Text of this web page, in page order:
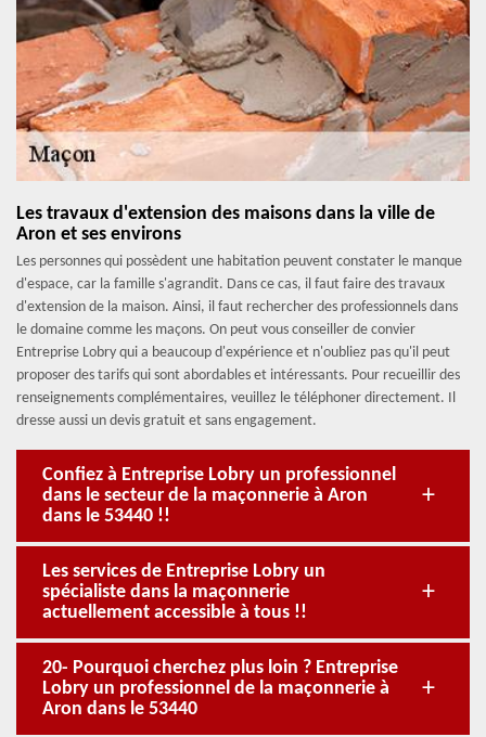
Les travaux d'extension des maisons dans la ville de
Aron et ses environs
Les personnes qui possèdent une habitation peuvent constater le manque
d'espace, car la famille s'agrandit. Dans ce cas, il faut faire des travaux
d'extension de la maison. Ainsi, il faut rechercher des professionnels dans
le domaine comme les maçons. On peut vous conseiller de convier
Entreprise Lobry qui a beaucoup d'expérience et n'oubliez pas qu'il peut
proposer des tarifs qui sont abordables et intéressants. Pour recueillir des
renseignements complémentaires, veuillez le téléphoner directement. Il
dresse aussi un devis gratuit et sans engagement.
Confiez à Entreprise Lobry un professionnel
dans le secteur de la maçonnerie à Aron
dans le 53440 !!
Les services de Entreprise Lobry un
spécialiste dans la maçonnerie
actuellement accessible à tous !!
20- Pourquoi cherchez plus loin ? Entreprise
Lobry un professionnel de la maçonnerie à
Aron dans le 53440